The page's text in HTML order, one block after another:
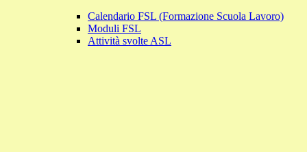
Calendario FSL (Formazione Scuola Lavoro)
Moduli FSL
Attività svolte ASL